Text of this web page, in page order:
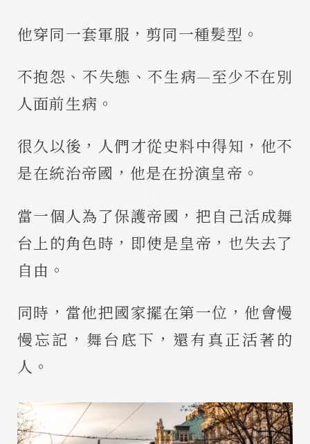
他穿同一套軍服，剪同一種髮型。
不抱怨、不失態、不生病—至少不在別
人面前生病。
很久以後，人們才從史料中得知，他不
是在統治帝國，他是在扮演皇帝。
當一個人為了保護帝國，把自己活成舞
台上的角色時，即使是皇帝，也失去了
自由。
同時，當他把國家擺在第一位，他會慢
慢忘記，舞台底下，還有真正活著的
人。